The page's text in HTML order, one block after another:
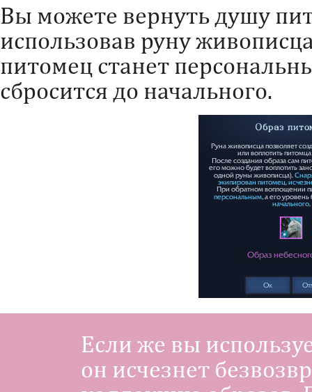
Вы можете вернуть душу
использовав руну
питомец станет
сбросится до начального.
Если же вы
он исчезнет